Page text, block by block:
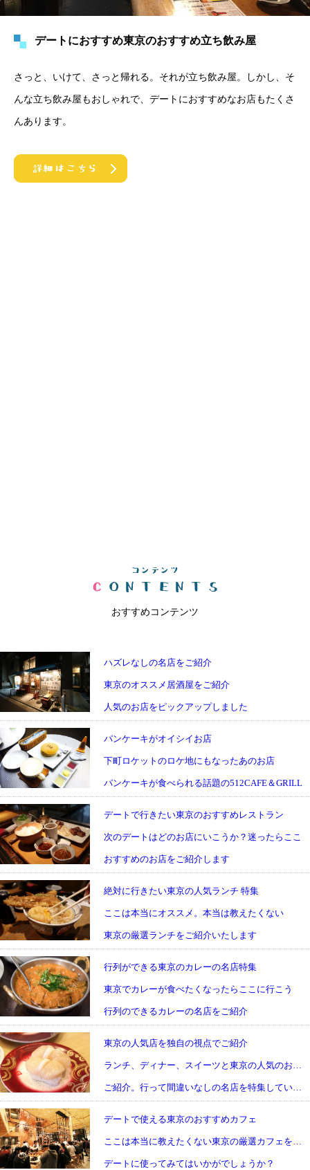
デートにおすすめ東京のおすすめ立ち飲み屋
さっと、いけて、さっと帰れる。それが立ち飲み屋。しかし、そ
んな立ち飲み屋もおしゃれで、デートにおすすめなお店もたくさ
んあります。
おすすめコンテンツ
ハズレなしの名店をご紹介
東京のオススメ居酒屋をご紹介
人気のお店をピックアップしました
パンケーキがオイシイお店
下町ロケットのロケ地にもなったあのお店
パンケーキが食べられる話題の512CAFE＆GRILL
デートで行きたい東京のおすすめレストラン
次のデートはどのお店にいこうか？迷ったらここ
おすすめのお店をご紹介します
絶対に行きたい東京の人気ランチ 特集
ここは本当にオススメ。本当は教えたくない
東京の厳選ランチをご紹介いたします
行列ができる東京のカレーの名店特集
東京でカレーが食べたくなったらここに行こう
行列のできるカレーの名店をご紹介
東京の人気店を独自の視点でご紹介
ランチ、ディナー、スイーツと東京の人気のお店を
ご紹介。行って間違いなしの名店を特集しています
デートで使える東京のおすすめカフェ
ここは本当に教えたくない東京の厳選カフェをご紹介
デートに使ってみてはいかがでしょうか？